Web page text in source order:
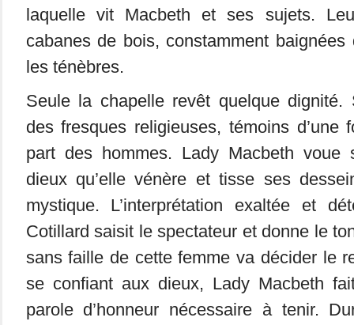
laquelle vit Macbeth et ses sujets.
cabanes de bois, constamment
les ténèbres.
Seule la chapelle revêt quelque dignité.
des fresques religieuses, témoins d’une
part des hommes. Lady Macbeth voue
dieux qu’elle vénère et tisse ses
mystique. L’interprétation exaltée et
Cotillard saisit le spectateur et donne le
sans faille de cette femme va décider le
se confiant aux dieux, Lady Macbeth
parole d’honneur nécessaire à tenir.